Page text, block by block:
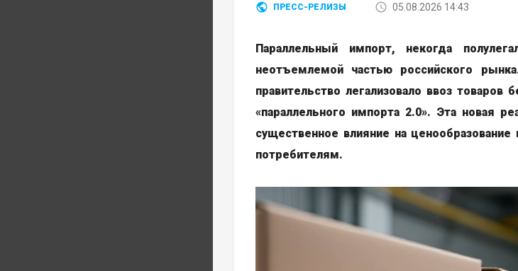
ПРЕСС-РЕЛИЗЫ 05.08.2026 14:43
Параллельный импорт, некогда
неотъемлемой частью российского
правительство легализовало ввоз
«параллельного импорта 2.0». Эта новая
существенное влияние на
потребителям.